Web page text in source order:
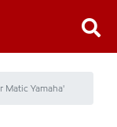
Matic Yamaha'